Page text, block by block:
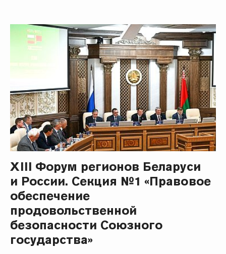
XIII Форум регионов Беларуси
и России. Секция №1 «Правовое
обеспечение
продовольственной
безопасности Союзного
государства»